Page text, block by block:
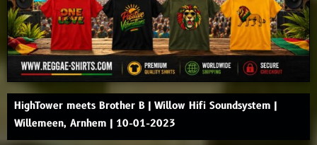
HighTower meets Brother B | Willow Hifi Soundsystem |
Willemeen, Arnhem | 10-01-2023